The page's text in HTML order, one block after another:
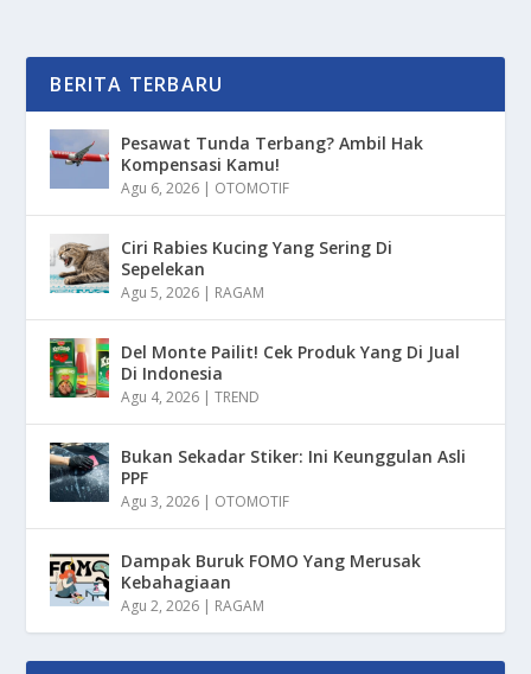
BERITA TERBARU
Pesawat Tunda Terbang? Ambil Hak
Kompensasi Kamu!
Agu 6, 2026 | OTOMOTIF
Ciri Rabies Kucing Yang Sering Di
Sepelekan
Agu 5, 2026 | RAGAM
Del Monte Pailit! Cek Produk Yang Di Jual
Di Indonesia
Agu 4, 2026 |TREND
Bukan Sekadar Stiker: Ini Keunggulan Asli
PPF
Agu 3, 2026 | OTOMOTIF
Dampak Buruk FOMO Yang Merusak
Kebahagiaan
Agu 2, 2026 | RAGAM